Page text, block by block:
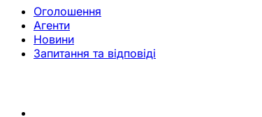
Оголошення
Агенти
Новини
Запитання та відповіді